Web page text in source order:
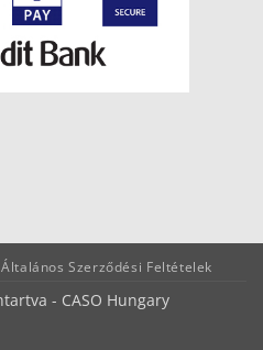
Általános Szerződési Feltételek
- CASO Hungary